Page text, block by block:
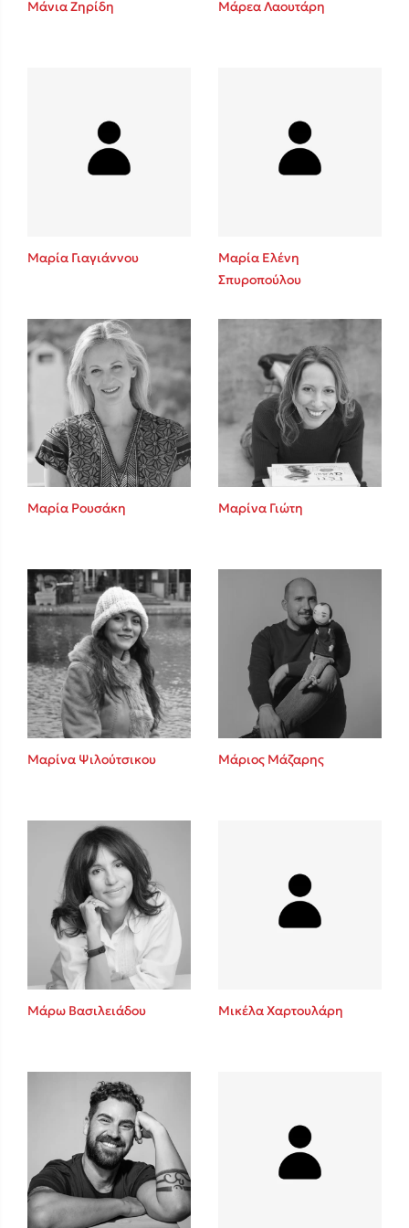
Playlist
Στέφανος Ξενάκης
Το λεξικό της ζωής σου
Κώστας Κρομμύδας
Το λιμάνι μου είσαι εσύ
Ιωάννης Γλωσσόπουλος
Ένας γίγαντας στο σχολείο
Πάνω, κάτω, μπροστά, πίσω
Mel Robbins
Η μέθοδος Αφήστε τους
Δημοφιλείς Συγγραφείς
Φυστίκι ΠουΚυλάει
Παύλος Καστανάς
Μάνια Ζηρίδη Μάρεα Λαουτάρη
Μαρία Γιαγιάννου
Μαρία Ελένη
Σπυροπούλου
Μαρία Ρουσάκη Μαρίνα Γιώτη
Μαρίνα Ψιλούτσικου Μάριος Μάζαρης
Μάρω Βασιλειάδου Μικέλα Χαρτουλάρη